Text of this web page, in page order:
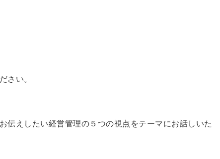
さい。
伝えしたい経営管理の５つの視点をテーマにお話しいた